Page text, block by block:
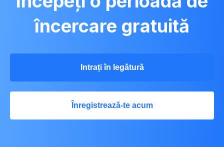
încercare gratuită
Intrați în legătură
Înregistrează-te acum